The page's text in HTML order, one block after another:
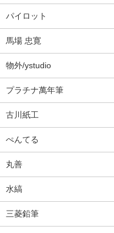
パイロット
馬場 忠寛
物外/ystudio
プラチナ萬年筆
古川紙工
ぺんてる
丸善
水縞
三菱鉛筆